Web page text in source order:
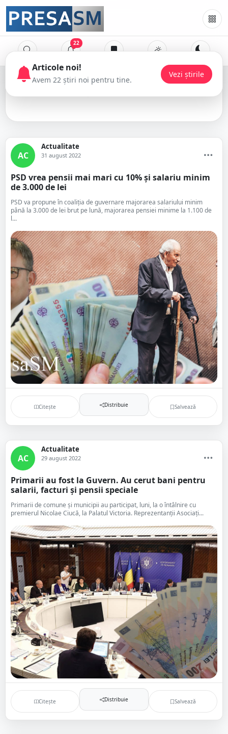
22
salarii
AC
Actualitate
31 august 2022
PSD vrea pensii mai mari cu 10% și salariu minim
de 3.000 de lei
PSD va propune în coaliția de guvernare majorarea salariului minim
până la 3.000 de lei brut pe lună, majorarea pensiei minime la 1.100 de
l...
Citește Distribuie Salvează
AC
Actualitate
29 august 2022
Primarii au fost la Guvern. Au cerut bani pentru
salarii, facturi și pensii speciale
Primarii de comune și municipii au participat, luni, la o întâlnire cu
premierul Nicolae Ciucă, la Palatul Victoria. Reprezentanții Asociați...
Citește Distribuie Salvează